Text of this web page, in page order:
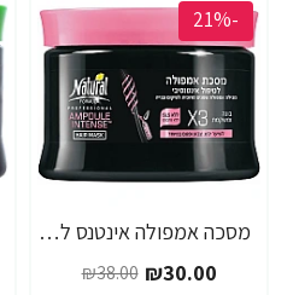
-21%
מסכה אמפולה אינטנס לשיער יבש צבוע ופגום במיוחד נטורל פורמולה 350 מ"ל - מבית NATURAL FORMULA
₪30.00
₪38.00